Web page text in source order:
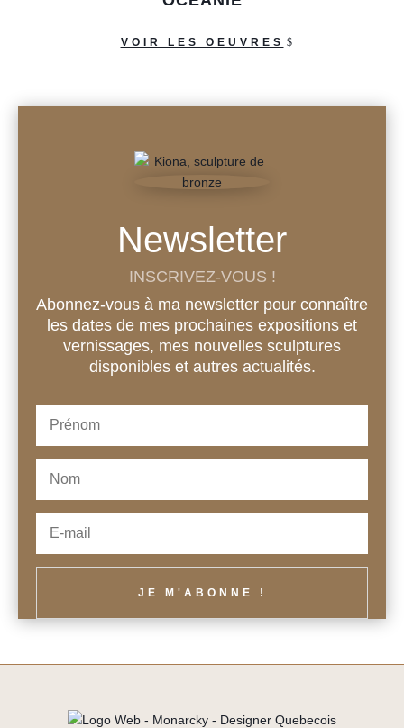
VOIR LES OEUVRES
Newsletter
INSCRIVEZ-VOUS !
Abonnez-vous à ma newsletter pour connaître
les dates de mes prochaines expositions et
vernissages, mes nouvelles sculptures
disponibles et autres actualités.
JE M'ABONNE !